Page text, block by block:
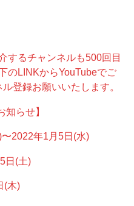
するチャンネルも500回目
のLINKからYouTubeでご
登録お願いいたします。
知らせ】
2022年1月5日(水)
日(土)
(木)